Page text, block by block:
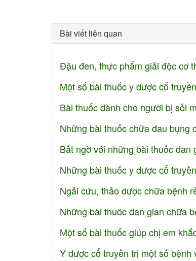
Bài viết liên quan
Đậu đen, thực phẩm giải độc cơ
Một số bài thuốc y dược cổ
Bài thuốc dành cho người bị sỏi
Những bài thuốc chữa đau bụng
Bất ngờ với những bài thuốc dan
Những bài thuốc y dược cổ
Ngải cứu, thảo dược chữa bệnh
Những bài thuôc dan gian chữa
Một số bài thuốc giúp chị em
Y dược cổ truyền trị một số bệnh